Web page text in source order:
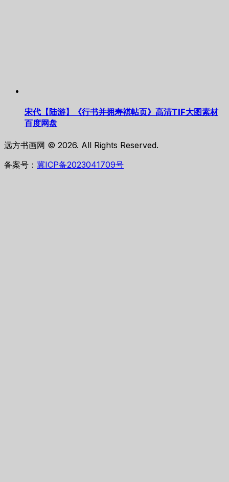
宋代【陆游】《行书并拥寿祺帖页》高清TIF大图素材
百度网盘
远方书画网 © 2026. All Rights Reserved.
备案号： 冀ICP备2023041709号